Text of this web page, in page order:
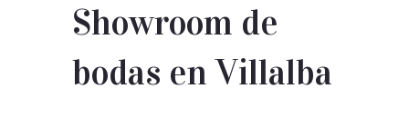
Showroom de
bodas en Villalba